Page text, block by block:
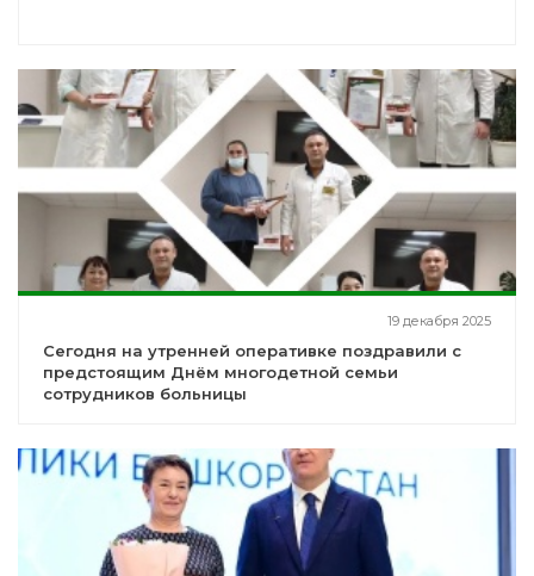
19 декабря 2025
Сегодня на утренней оперативке поздравили с
предстоящим Днём многодетной семьи
сотрудников больницы